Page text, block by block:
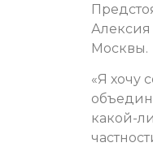
Алексия
Москвы.
«Я хочу
какой-